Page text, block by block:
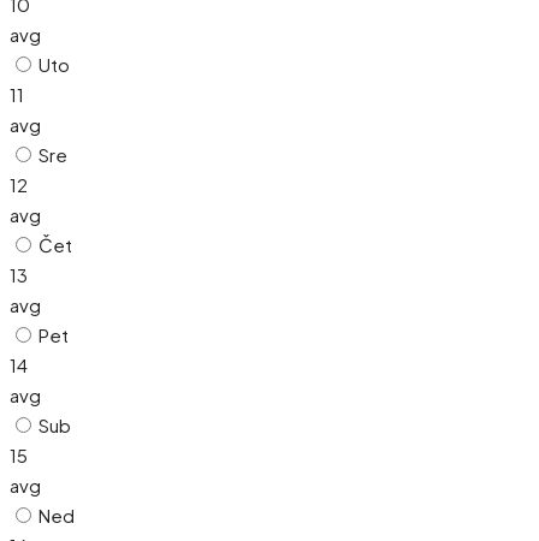
avg
Uto
11
avg
Sre
12
avg
Čet
13
avg
Pet
14
avg
Sub
15
avg
Ned